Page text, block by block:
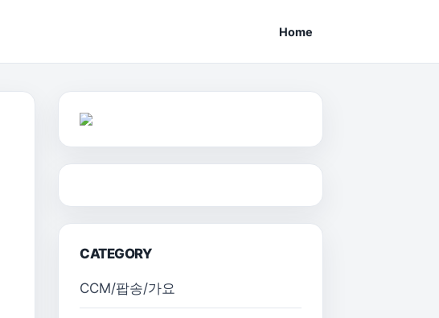
Home
CATEGORY
CCM/팝송/가요